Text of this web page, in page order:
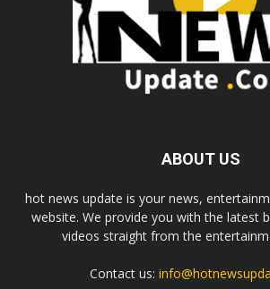
ABOUT US
hot news update is your news,
website. We provide you with the latest
videos straight from the
Contact us: